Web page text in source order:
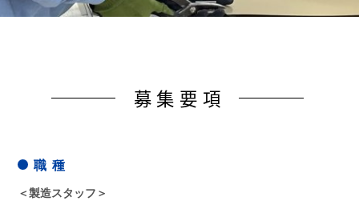
募集要項
職 種
＜製造スタッフ＞